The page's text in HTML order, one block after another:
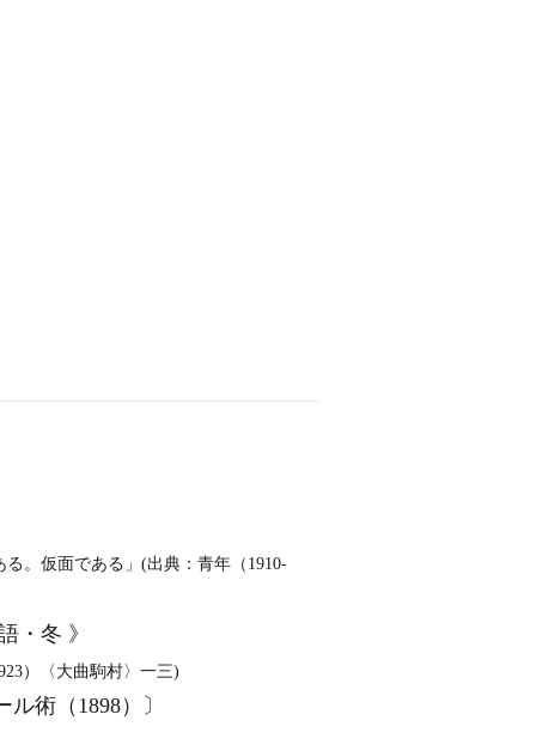
る。仮面である」(出典：青年（1910‐
・冬 》
）〈大曲駒村〉一三)
術（1898）〕